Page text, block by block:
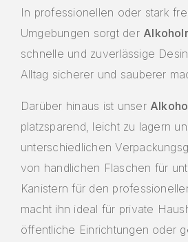
In professionellen oder stark
Umgebungen sorgt der
schnelle und zuverlässige
Alltag sicherer und sauberer
Darüber hinaus ist unser
platzsparend, leicht zu lagern
unterschiedlichen
von handlichen Flaschen für
Kanistern für den
macht ihn ideal für private
öffentliche Einrichtungen oder